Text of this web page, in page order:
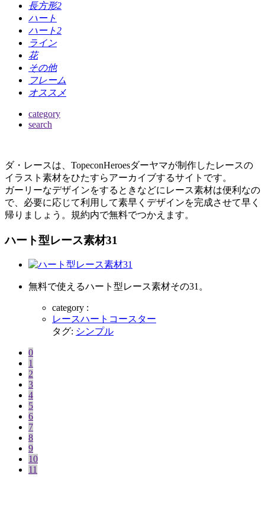
長方形2
ハート
ハート2
ライン
花
その他
フレーム
オススメ
category
search
ダ・レースは、TopeconHeroesダーヤマが制作したレースの
イラスト素材をひたすらアーカイブするサイトです。
ガーリーなデザインをするときなどにレース素材は便利なの
で、必要に応じて利用して素早くデザインを完成させて早く
帰りましょう。規約内で無料でつかえます。
ハート型レース素材31
無料で使えるハート型レース素材その31。
category :
レースハートコースター
タグ: シンプル
0
1
2
3
4
5
6
7
8
9
10
11